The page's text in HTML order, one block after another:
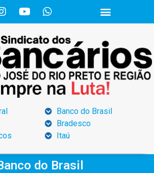
Banco do Brasil
Bradesco
Itaú
do Brasil